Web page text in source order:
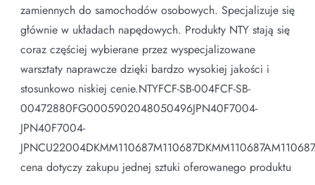
zamiennych do samochodów osobowych. Specjalizuje się
głównie w układach napędowych. Produkty NTY stają się
coraz częściej wybierane przez wyspecjalizowane
warsztaty naprawcze dzięki bardzo wysokiej jakości i
stosunkowo niskiej cenie.NTYFCF-SB-004FCF-SB-
00472880FG0005902048050496JPN40F7004-
JPN40F7004-
cena dotyczy zakupu jednej sztuki oferowanego produktu